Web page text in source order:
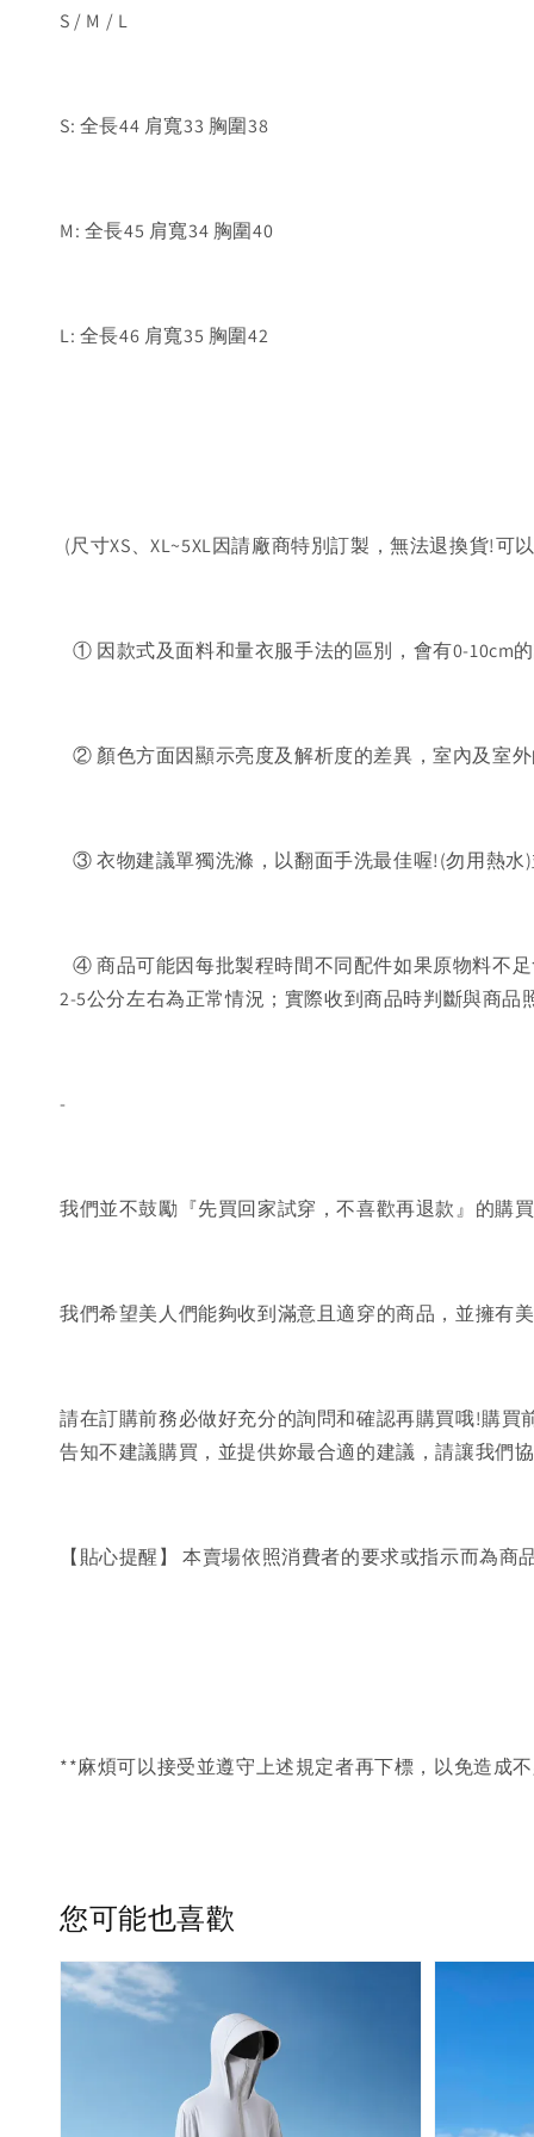
S / M / L
S: 全長44 肩寬33 胸圍38
M: 全長45 肩寬34 胸圍40
L: 全長46 肩寬35 胸圍42
(尺寸XS、XL~5XL因請廠商特別訂製，無法退換貨!可
① 因款式及面料和量衣服手法的區別，會有0-10cm
② 顏色方面因顯示亮度及解析度的差異，室內及室
③ 衣物建議單獨洗滌，以翻面手洗最佳喔!(勿用熱
④ 商品可能因每批製程時間不同配件如果原物料不
2-5公分左右為正常情況；實際收到商品時判斷與商品
-
我們並不鼓勵『先買回家試穿，不喜歡再退款』的購
我們希望美人們能夠收到滿意且適穿的商品，並擁有
請在訂購前務必做好充分的詢問和確認再購買哦!購
告知不建議購買，並提供妳最合適的建議，請讓我們
【貼心提醒】 本賣場依照消費者的要求或指示而為商
**麻煩可以接受並遵守上述規定者再下標，以免造成
您可能也喜歡